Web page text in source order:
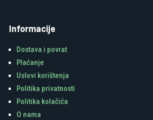
Informacije
Dostava i povrat
Plaćanje
Uslovi korištenja
Politika privatnosti
Politika kolačića
O nama